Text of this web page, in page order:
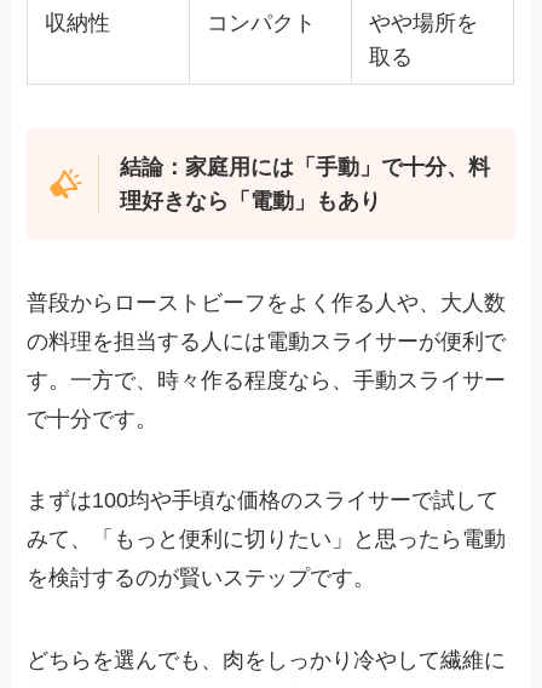
収納性 コンパクト
やや場所を
取る
結論：家庭用には「手動」で十分、料
理好きなら「電動」もあり
普段からローストビーフをよく作る人や、大人数
の料理を担当する人には電動スライサーが便利で
す。一方で、時々作る程度なら、手動スライサー
で十分です。
まずは100均や手頃な価格のスライサーで試して
みて、「もっと便利に切りたい」と思ったら電動
を検討するのが賢いステップです。
どちらを選んでも、肉をしっかり冷やして繊維に